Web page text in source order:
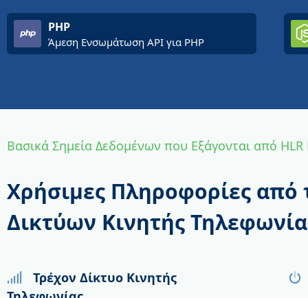
PHP
Άμεση Ενσωμάτωση API για PHP
Βασικά Σημεία Δεδομένων που Εξάγονται από
Χρήσιμες Πληροφορίες
Δικτύων Κινητής
Τρέχον Δίκτυο Κινητής